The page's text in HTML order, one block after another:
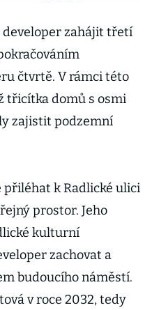
řekla dcera
americké
developer zahájit třetí
čtvrtě. V rámci této
třicítka domů s osmi
zajistit podzemní
přiléhat k Radlické ulici
prostor. Jeho
kulturní
zachovat a
budoucího náměstí.
v roce 2032, tedy